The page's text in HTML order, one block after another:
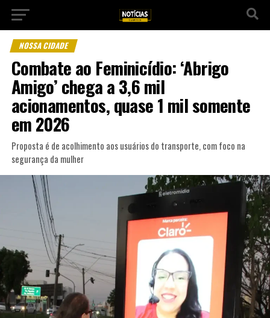
NOSSA CIDADE
Combate ao Feminicídio: ‘Abrigo
Amigo’ chega a 3,6 mil
acionamentos, quase 1 mil somente
em 2026
Proposta é de acolhimento aos usuários do transporte, com foco na
segurança da mulher